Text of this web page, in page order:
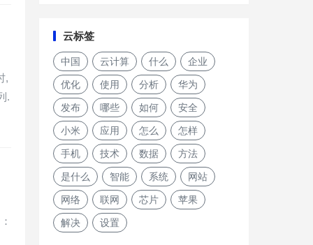
,
.
云标签
中国 云计算 什么 企业
优化 使用 分析 华为
发布 哪些 如何 安全
小米 应用 怎么 怎样
手机 技术 数据 方法
是什么 智能 系统 网站
网络 联网 芯片 苹果
解决 设置